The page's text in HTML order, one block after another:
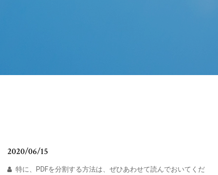
2020/06/15
特に、PDFを分割する方法は、ぜひあわせて読んでおいてくだ